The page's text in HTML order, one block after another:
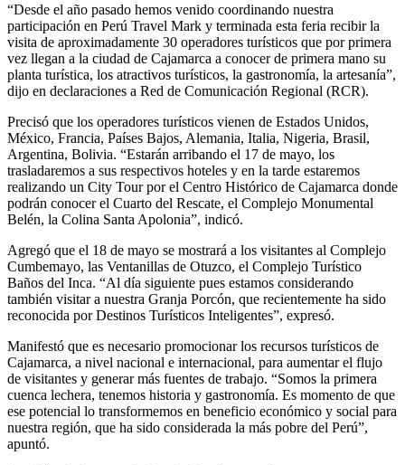
“Desde el año pasado hemos venido coordinando nuestra
participación en Perú Travel Mark y terminada esta feria recibir la
visita de aproximadamente 30 operadores turísticos que por primera
vez llegan a la ciudad de Cajamarca a conocer de primera mano su
planta turística, los atractivos turísticos, la gastronomía, la artesanía”,
dijo en declaraciones a Red de Comunicación Regional (RCR).
Precisó que los operadores turísticos vienen de Estados Unidos,
México, Francia, Países Bajos, Alemania, Italia, Nigeria, Brasil,
Argentina, Bolivia. “Estarán arribando el 17 de mayo, los
trasladaremos a sus respectivos hoteles y en la tarde estaremos
realizando un City Tour por el Centro Histórico de Cajamarca donde
podrán conocer el Cuarto del Rescate, el Complejo Monumental
Belén, la Colina Santa Apolonia”, indicó.
Agregó que el 18 de mayo se mostrará a los visitantes al Complejo
Cumbemayo, las Ventanillas de Otuzco, el Complejo Turístico
Baños del Inca. “Al día siguiente pues estamos considerando
también visitar a nuestra Granja Porcón, que recientemente ha sido
reconocida por Destinos Turísticos Inteligentes”, expresó.
Manifestó que es necesario promocionar los recursos turísticos de
Cajamarca, a nivel nacional e internacional, para aumentar el flujo
de visitantes y generar más fuentes de trabajo. “Somos la primera
cuenca lechera, tenemos historia y gastronomía. Es momento de que
ese potencial lo transformemos en beneficio económico y social para
nuestra región, que ha sido considerada la más pobre del Perú”,
apuntó.